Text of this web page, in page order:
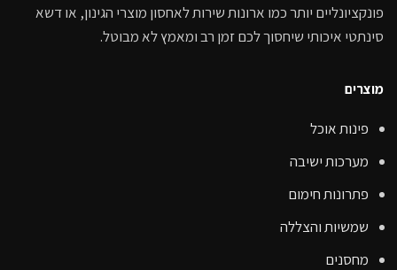
מה עושים? בוחרים מראש בחומרי גלם חזקים ועמידים, כדוגמת
אלומיניום או ראטן. חומרים אלה יודעים להתמודד עם תנאי מזג
הסטייל, מה שאומר שאפשר בהחלט לבחור מערכות ישיבה לגינה שהן
גם יפות ומעוצבות, וגם חזקות להפליא.
טעות – בוחרים מערכות ישיבה לפי מראה בלבד
העיצוב חשוב, אנחנו בהחלט מסכימים, ובנושא הזה אין מקום
לפשרות. אלא שגם אם החלטתם לבחור את מערכת הישיבה היוקרתית
והנוצצת מכולן, כדאי לזכור שהמראה הוא רק חלק מהתמונה הכוללת.
פונקציונליים יותר כמו ארונות שירות לאחסון מוצרי הגינון, או דשא
סינתטי איכותי שיחסוך לכם זמן רב ומאמץ לא מבוטל.
מוצרים
פינות אוכל
מערכות ישיבה
פתרונות חימום
שמשיות והצללה
מחסנים